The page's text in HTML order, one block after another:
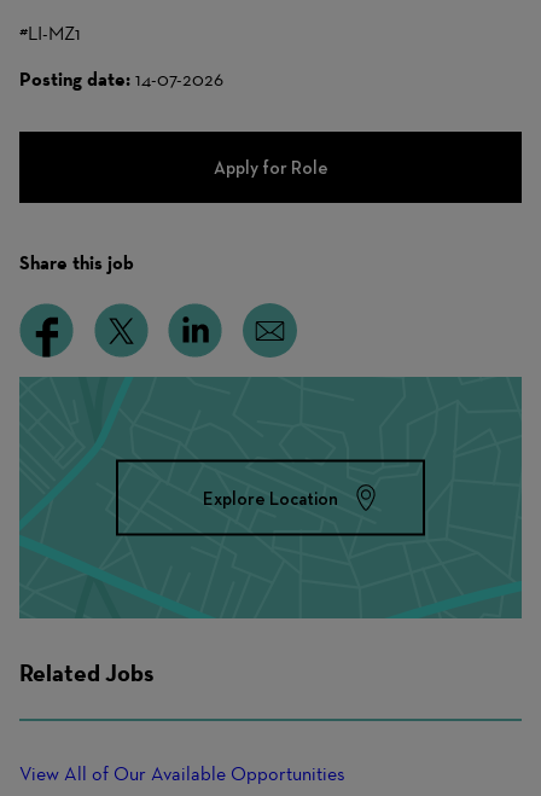
#LI-MZ1
Posting date: 14-07-2026
Apply for Role
Share this job
Explore Location
Related Jobs
View All of Our Available Opportunities